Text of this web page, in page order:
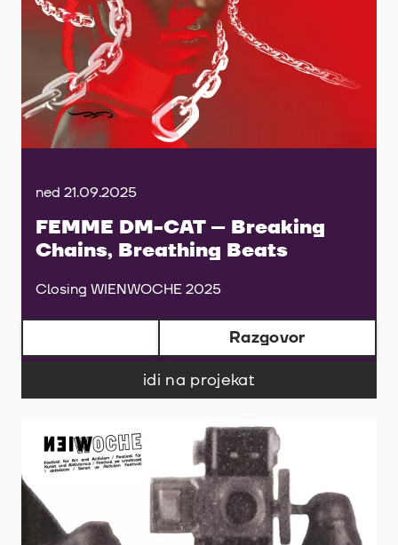
ned 21.09.2025
FEMME DM-CAT – Breaking
Chains, Breathing Beats
Closing WIENWOCHE 2025
Razgovor
idi na projekat